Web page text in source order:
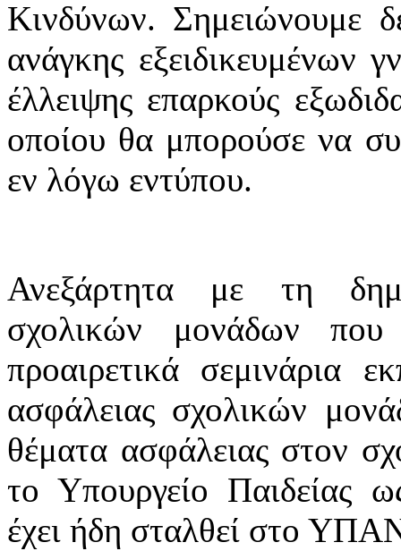
Κινδύνων. Σημειώνουμε
ανάγκης εξειδικευμένων
έλλειψης επαρκούς
οποίου θα μπορούσε να
εν λόγω εντύπου.
Ανεξάρτητα με τη
σχολικών μονάδων
προαιρετικά σεμινάρια
ασφάλειας σχολικών
θέματα ασφάλειας στον
το Υπουργείο Παιδείας
έχει ήδη σταλθεί στο